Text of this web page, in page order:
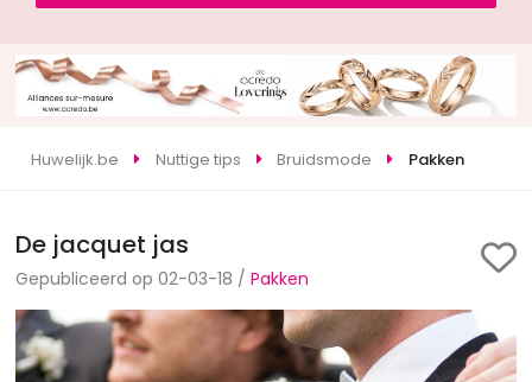
Huwelijk.be Nuttige tips Bruidsmode Pakken
De jacquet jas
Gepubliceerd op 02-03-18 /Pakken